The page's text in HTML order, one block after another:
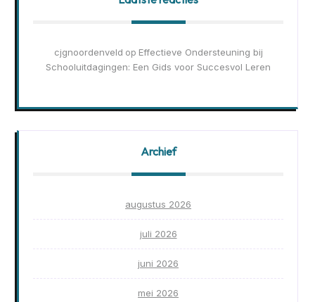
cjgnoordenveld op Effectieve Ondersteuning bij
Schooluitdagingen: Een Gids voor Succesvol Leren
Archief
augustus 2026
juli 2026
juni 2026
mei 2026